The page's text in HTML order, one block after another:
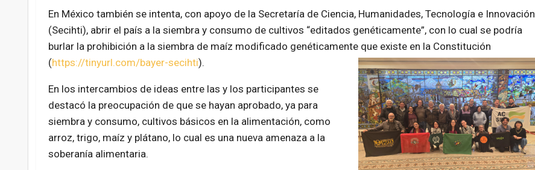
En México también se intenta, con apoyo de la Secretaría de Ciencia, Humanidades, Tecnología e Innovación
(Secihti), abrir el país a la siembra y consumo de cultivos “editados genéticamente”, con lo cual se podría
burlar la prohibición a la siembra de maíz modificado genéticamente que existe en la Constitución
(https://tinyurl.com/bayer-secihti).
En los intercambios de ideas entre las y los participantes se
destacó la preocupación de que se hayan aprobado, ya para
siembra y consumo, cultivos básicos en la alimentación, como
arroz, trigo, maíz y plátano, lo cual es una nueva amenaza a la
soberanía alimentaria.